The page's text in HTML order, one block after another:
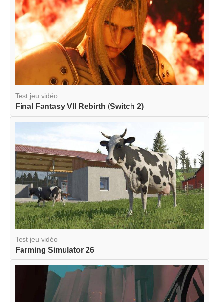
Test jeu vidéo
Final Fantasy VII Rebirth (Switch 2)
Test jeu vidéo
Farming Simulator 26